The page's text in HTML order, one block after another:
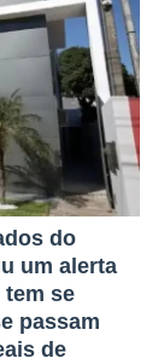
do
um alerta
se
passam
de